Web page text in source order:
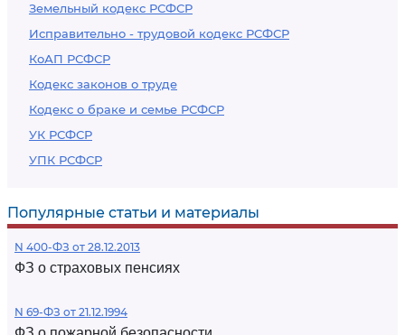
Земельный кодекс РСФСР
Исправительно - трудовой кодекс РСФСР
КоАП РСФСР
Кодекс законов о труде
Кодекс о браке и семье РСФСР
УК РСФСР
УПК РСФСР
Популярные статьи и материалы
N 400-ФЗ от 28.12.2013
ФЗ о страховых пенсиях
N 69-ФЗ от 21.12.1994